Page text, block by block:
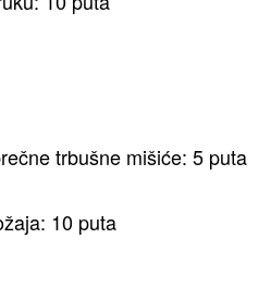
trbušne mišiće: 5 puta
10 puta